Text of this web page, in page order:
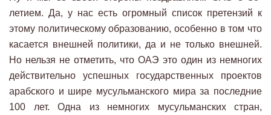
летием. Да, у нас есть огромный список претензий к
этому политическому образованию, особенно в том что
касается внешней политики, да и не только внешней.
Но нельзя не отметить, что ОАЭ это один из немногих
действительно успешных государственных проектов
арабского и шире мусульманского мира за последние
100 лет. Одна из немногих мусульманских стран,